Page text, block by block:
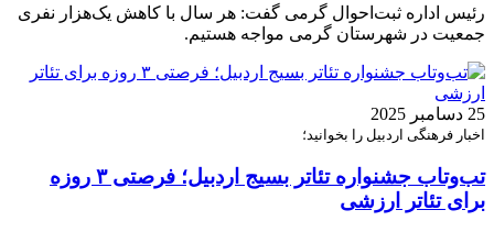
رئیس اداره ثبت‌احوال گرمی گفت: هر سال با کاهش یک‌هزار نفری
جمعیت در شهرستان گرمی مواجه هستیم.
25 دسامبر 2025
اخبار فرهنگی اردبیل را بخوانید؛
تب‌وتاب جشنواره تئاتر بسیج اردبیل؛ فرصتی ۳ روزه
برای تئاتر ارزشی